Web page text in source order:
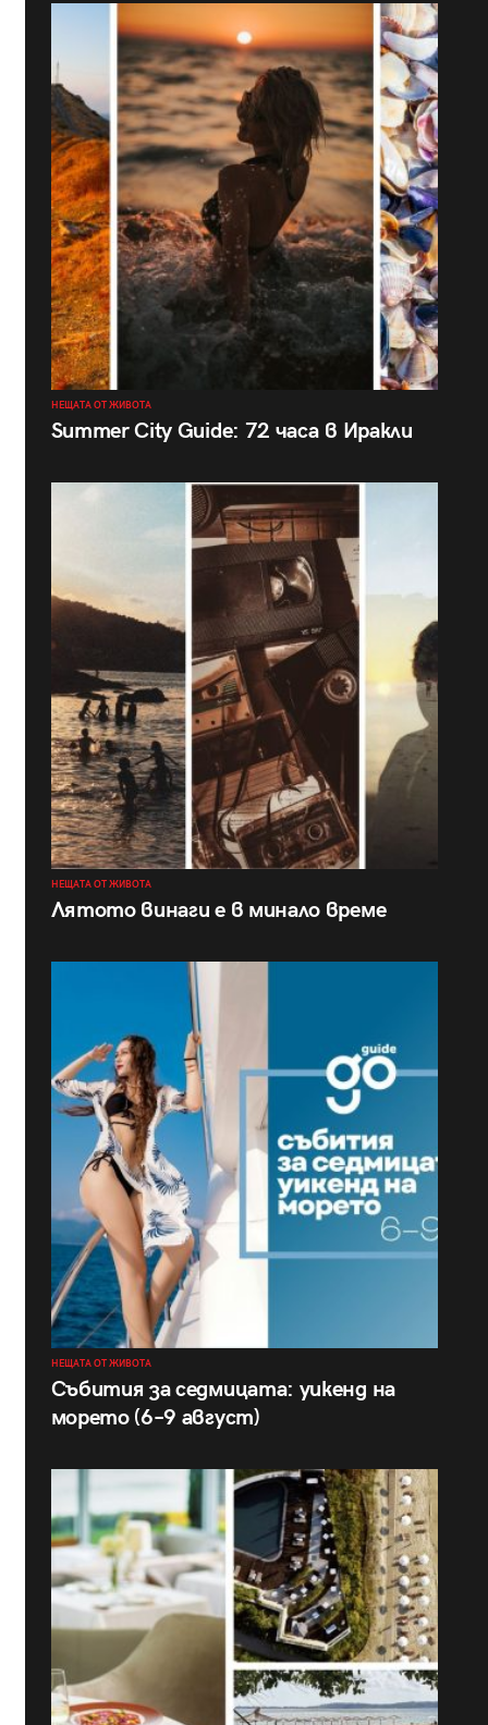
НЕЩАТА ОТ ЖИВОТА
Summer City Guide: 72 часа в Иракли
НЕЩАТА ОТ ЖИВОТА
Лятото винаги е в минало време
НЕЩАТА ОТ ЖИВОТА
Събития за седмицата: уикенд на
морето (6–9 август)